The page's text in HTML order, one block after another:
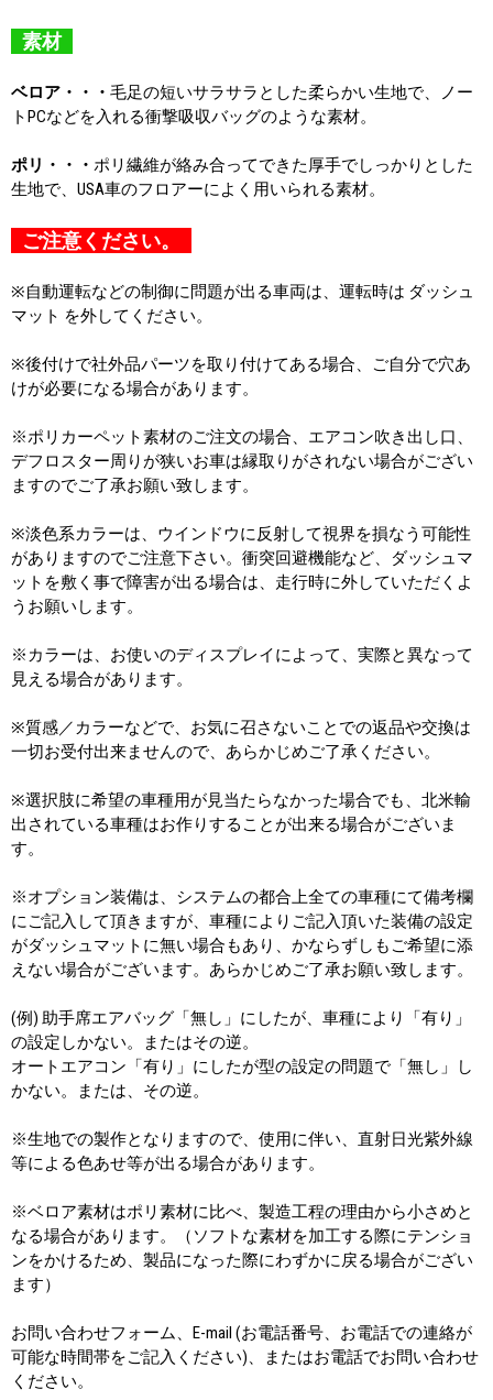
素材
ベロア・・・ 毛足の短いサラサラとした柔らかい生地で、ノー
トPCなどを入れる衝撃吸収バッグのような素材。
ポリ・・・ ポリ繊維が絡み合ってできた厚手でしっかりとした
生地で、USA車のフロアーによく用いられる素材。
ご注意ください。
※自動運転などの制御に問題が出る車両は、運転時は ダッシュ
マット を外してください。
※後付けで社外品パーツを取り付けてある場合、ご自分で穴あ
けが必要になる場合があります。
※ポリカーペット素材のご注文の場合、エアコン吹き出し口、
デフロスター周りが狭いお車は縁取りがされない場合がござい
ますのでご了承お願い致します。
※淡色系カラーは、ウインドウに反射して視界を損なう可能性
がありますのでご注意下さい。衝突回避機能など、ダッシュマ
ットを敷く事で障害が出る場合は、走行時に外していただくよ
うお願いします。
※カラーは、お使いのディスプレイによって、実際と異なって
見える場合があります。
※質感／カラーなどで、お気に召さないことでの返品や交換は
一切お受付出来ませんので、あらかじめご了承ください。
※選択肢に希望の車種用が見当たらなかった場合でも、北米輸
出されている車種はお作りすることが出来る場合がございま
す。
※オプション装備は、システムの都合上全ての車種にて備考欄
にご記入して頂きますが、車種によりご記入頂いた装備の設定
がダッシュマットに無い場合もあり、かならずしもご希望に添
えない場合がございます。あらかじめご了承お願い致します。
(例) 助手席エアバッグ「無し」にしたが、車種により「有り」
の設定しかない。またはその逆。
オートエアコン「有り」にしたが型の設定の問題で「無し」し
かない。または、その逆。
※生地での製作となりますので、使用に伴い、直射日光紫外線
等による色あせ等が出る場合があります。
※ベロア素材はポリ素材に比べ、製造工程の理由から小さめと
なる場合があります。（ソフトな素材を加工する際にテンショ
ンをかけるため、製品になった際にわずかに戻る場合がござい
ます）
お問い合わせフォーム、E-mail (お電話番号、お電話での連絡が
可能な時間帯をご記入ください)、またはお電話でお問い合わせ
ください。